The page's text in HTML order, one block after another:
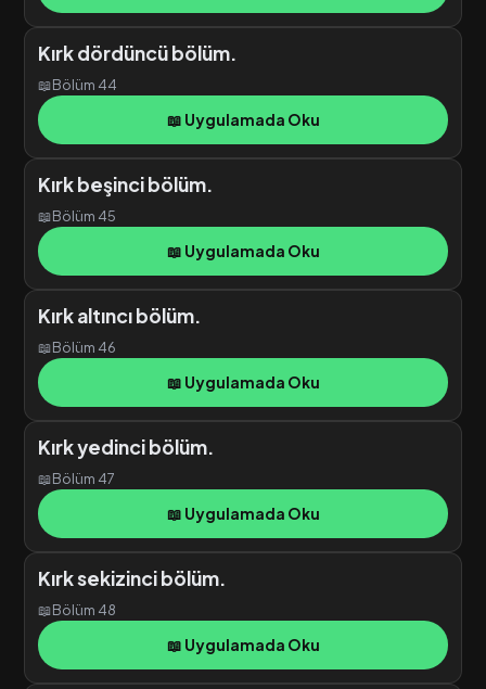
Kırk dördüncü bölüm.
📖Bölüm 44
📖 Uygulamada Oku
Kırk beşinci bölüm.
📖Bölüm 45
📖 Uygulamada Oku
Kırk altıncı bölüm.
📖Bölüm 46
📖 Uygulamada Oku
Kırk yedinci bölüm.
📖Bölüm 47
📖 Uygulamada Oku
Kırk sekizinci bölüm.
📖Bölüm 48
📖 Uygulamada Oku